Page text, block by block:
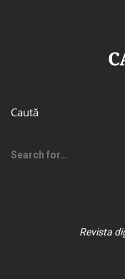
Caută
Revista